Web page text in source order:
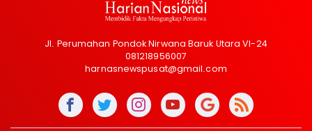
Jl. Perumahan Pondok Nirwana Baruk Utara VI-24
081218956007
harnasnewspusat@gmail.com